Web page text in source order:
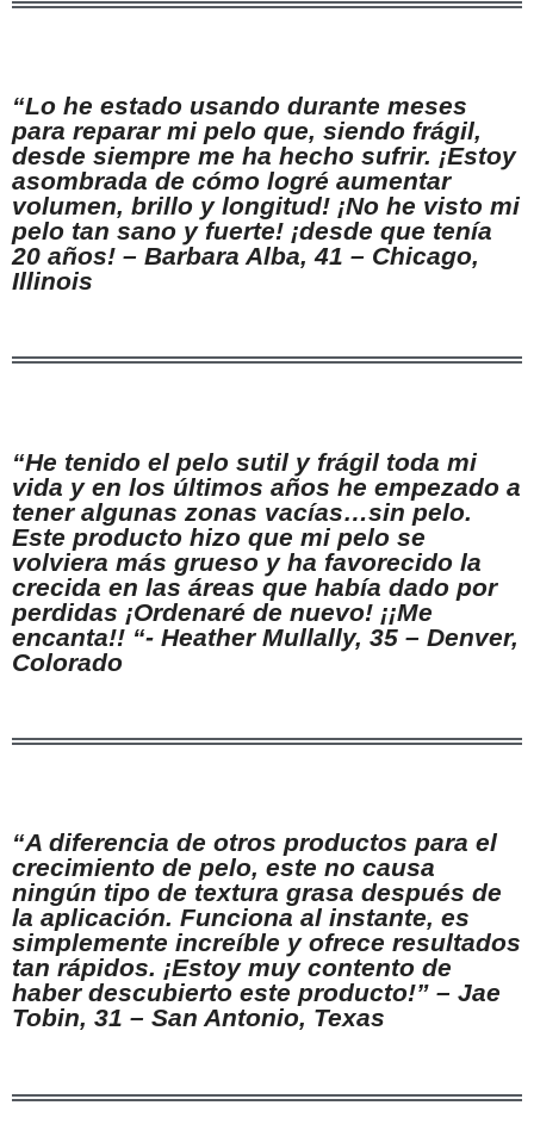
“Lo he estado usando durante meses
para reparar mi pelo que, siendo frágil,
desde siempre me ha hecho sufrir. ¡Estoy
asombrada de cómo logré aumentar
volumen, brillo y longitud! ¡No he visto mi
pelo tan sano y fuerte! ¡desde que tenía
20 años! – Barbara Alba, 41 – Chicago,
Illinois
“He tenido el pelo sutil y frágil toda mi
vida y en los últimos años he empezado a
tener algunas zonas vacías…sin pelo.
Este producto hizo que mi pelo se
volviera más grueso y ha favorecido la
crecida en las áreas que había dado por
perdidas ¡Ordenaré de nuevo! ¡¡Me
encanta!! “- Heather Mullally, 35 – Denver,
Colorado
“A diferencia de otros productos para el
crecimiento de pelo, este no causa
ningún tipo de textura grasa después de
la aplicación. Funciona al instante, es
simplemente increíble y ofrece resultados
tan rápidos. ¡Estoy muy contento de
haber descubierto este producto!” – Jae
Tobin, 31 – San Antonio, Texas